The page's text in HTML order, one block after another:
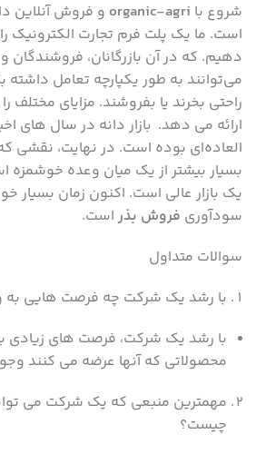
شروع با organic-agri
است. ما یک پلت فرم تجارت الکترونیک
دهیم. که در آن بازرگانان،
می‌توانند به طور یکپارچه تعامل داشته
راحتی بخرند یا بفروشند. مزایای مختلف
ارائه می دهد. بازار دانه در سال های
العاده‌ای بوده است. در نهایت، نقشی
بسیار بیشتر از یک میان وعده
یک بازار عالی است. اکنون زمان بسیار
سودآوری فروش بذر است.
سوالات متداول
با رشد یک شرکت چه فرصت هایی به
با رشد یک شرکت، فرصت های زیادی
محصولاتی که آنها عرضه می کنند
مهمترین منبعی که یک شرکت می
چیست؟